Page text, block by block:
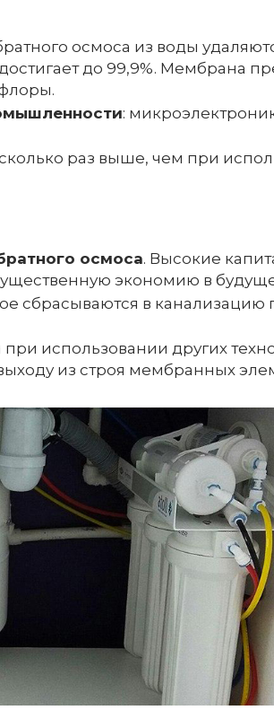
осмоса из воды
до 99,9%. Мембрана
:
раз выше, чем при
осмоса. Высокие
экономию в
сбрасываются в канализацию
использовании других
из строя мембранных